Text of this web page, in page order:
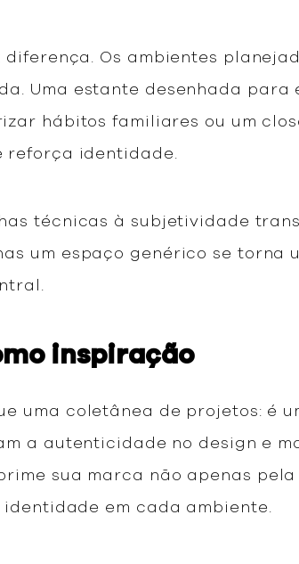
diferença. Os ambientes
Uma estante desenhada para
hábitos familiares ou um
reforça identidade.
técnicas à subjetividade
um espaço genérico se torna
inspiração
uma coletânea de projetos: é
a autenticidade no design e
sua marca não apenas
em cada ambiente.